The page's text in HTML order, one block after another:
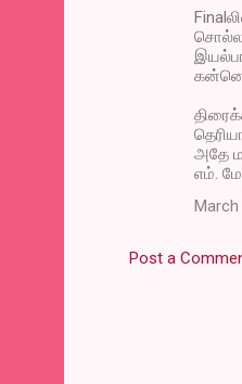
அதே
எம்.
March
Post a